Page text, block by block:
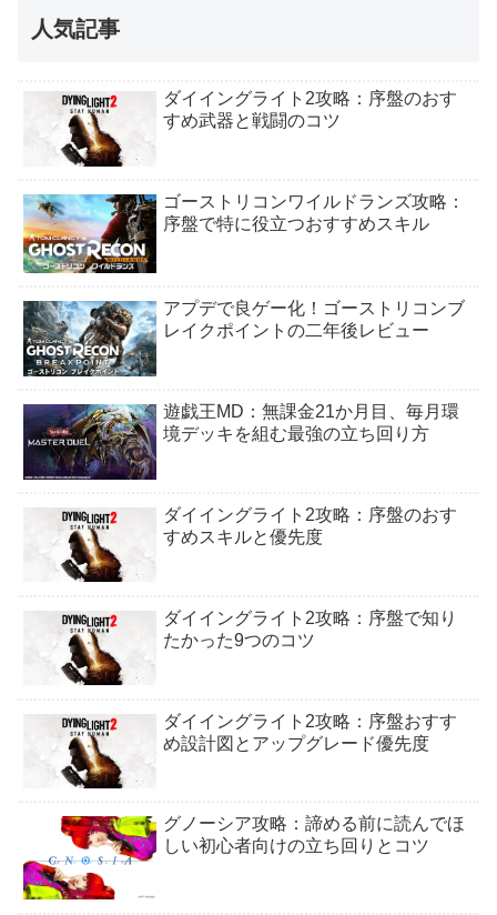
人気記事
ダイイングライト2攻略：序盤のおす
すめ武器と戦闘のコツ
ゴーストリコンワイルドランズ攻略：
序盤で特に役立つおすすめスキル
アプデで良ゲー化！ゴーストリコンブ
レイクポイントの二年後レビュー
遊戯王MD：無課金21か月目、毎月環
境デッキを組む最強の立ち回り方
ダイイングライト2攻略：序盤のおす
すめスキルと優先度
ダイイングライト2攻略：序盤で知り
たかった9つのコツ
ダイイングライト2攻略：序盤おすす
め設計図とアップグレード優先度
グノーシア攻略：諦める前に読んでほ
しい初心者向けの立ち回りとコツ